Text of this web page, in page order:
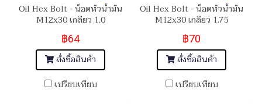
Oil Hex Bolt - น็อตหัวน้ำมัน
M12x30 เกลียว 1.0
฿64
สั่งซื้อสินค้า
เปรียบเทียบ
Oil Hex Bolt - น็อตหัวน้ำมัน
M12x30 เกลียว 1.75
฿70
สั่งซื้อสินค้า
เปรียบเทียบ